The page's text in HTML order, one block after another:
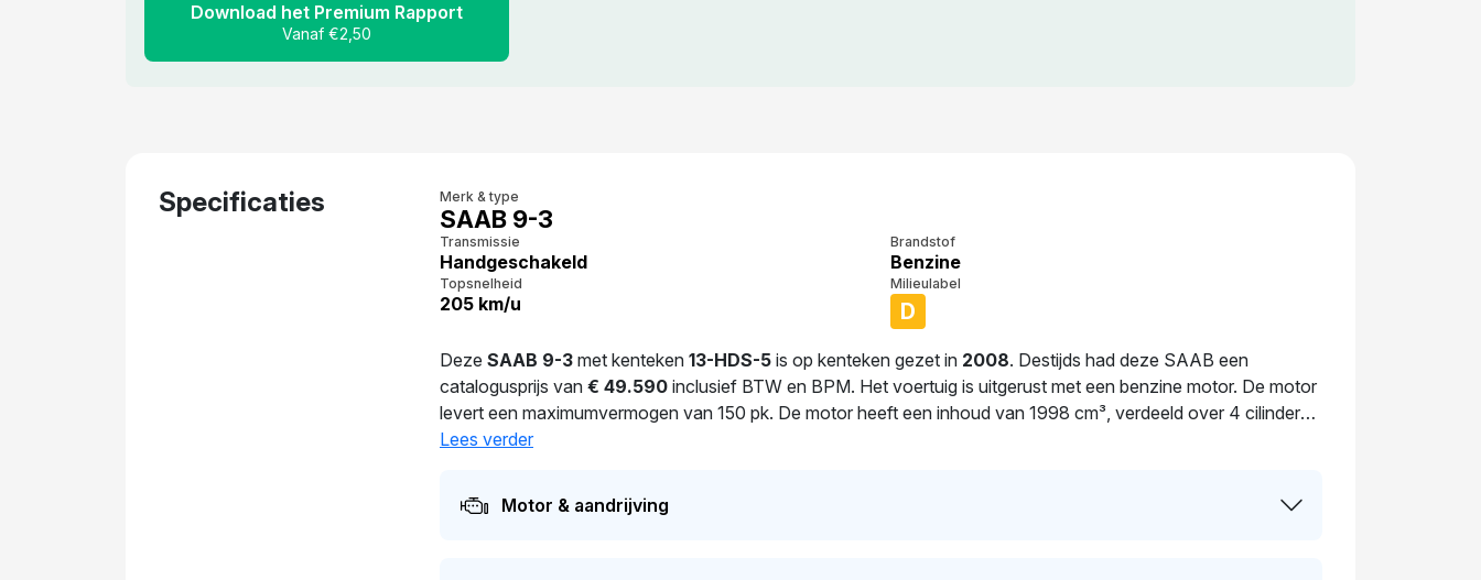
Download het Premium Rapport
Vanaf €2,50
Specificaties Merk & type
SAAB 9-3
Transmissie
Handgeschakeld
Brandstof
Benzine
Topsnelheid
205 km/u
Milieulabel
D
Deze SAAB 9-3 met kenteken 13-HDS-5 is op kenteken gezet in 2008. Destijds had deze SAAB een
catalogusprijs van € 49.590 inclusief BTW en BPM. Het voertuig is uitgerust met een benzine motor. De motor
levert een maximumvermogen van 150 pk. De motor heeft een inhoud van 1998 cm³, verdeeld over 4 cilinders.
Het gemiddeld verbruik bedraagt 8.1 liter per 100 km. Met 1.665 kg biedt deze auto stabiliteit en comfort. Sinds
gekeurd worden. De auto heeft sinds de registratie 1 keer van eigenaar gewisseld. Op dit moment bedraagt de
dagwaarde van dit voertuig ongeveer
Lees verder
Motor & aandrijving